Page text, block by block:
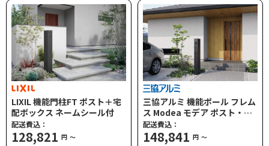
LIXIL 機能門柱FT ポスト＋宅
配ボックス ネームシール付
配送費込：
128,821 円 ～
三協アルミ 機能ポール フレム
ス Modea モデア ポスト・宅
配ボックス付｜機能門柱
配送費込：
148,841 円 ～